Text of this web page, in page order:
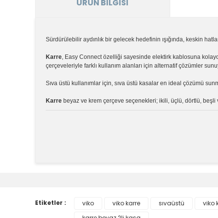
ÜRÜN BILGISI
Sürdürülebilir aydınlık bir gelecek hedefinin ışığında, keskin
Karre , Easy Connect özelliği sayesinde elektirk kablosuna
çerçeveleriyle farklı kullanım alanları için alternatif çözümler
Sıva üstü kullanımlar için, sıva üstü kasalar en ideal çözümü
Karre beyaz ve krem çerçeve seçenekleri; ikili, üçlü, dörtlü, beşli
Etiketler : viko viko karre sıvaüstü
viko